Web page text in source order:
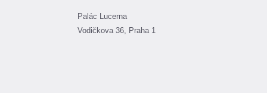
Palác Lucerna
Vodičkova 36, Praha 1